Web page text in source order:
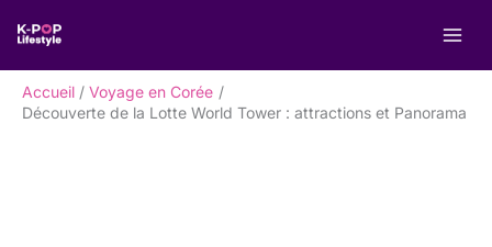
contenu
Accueil
Voyage en Corée
Découverte de la Lotte World Tower : attractions et Panorama
e
c
h